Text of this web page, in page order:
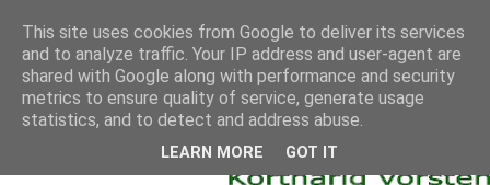
This site uses cookies from Google to deliver its services
and to analyze traffic. Your IP address and user-agent are
shared with Google along with performance and security
metrics to ensure quality of service, generate usage
statistics, and to detect and address abuse.
LEARN MORE GOT IT